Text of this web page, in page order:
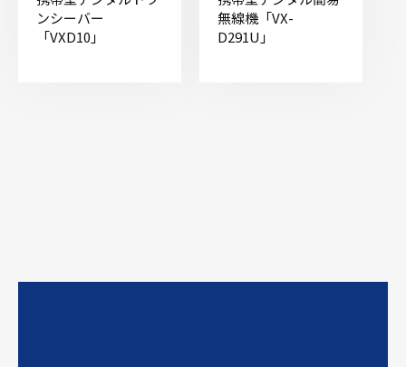
ンシーバー
「VXD10」
無線機「VX-
D291U」